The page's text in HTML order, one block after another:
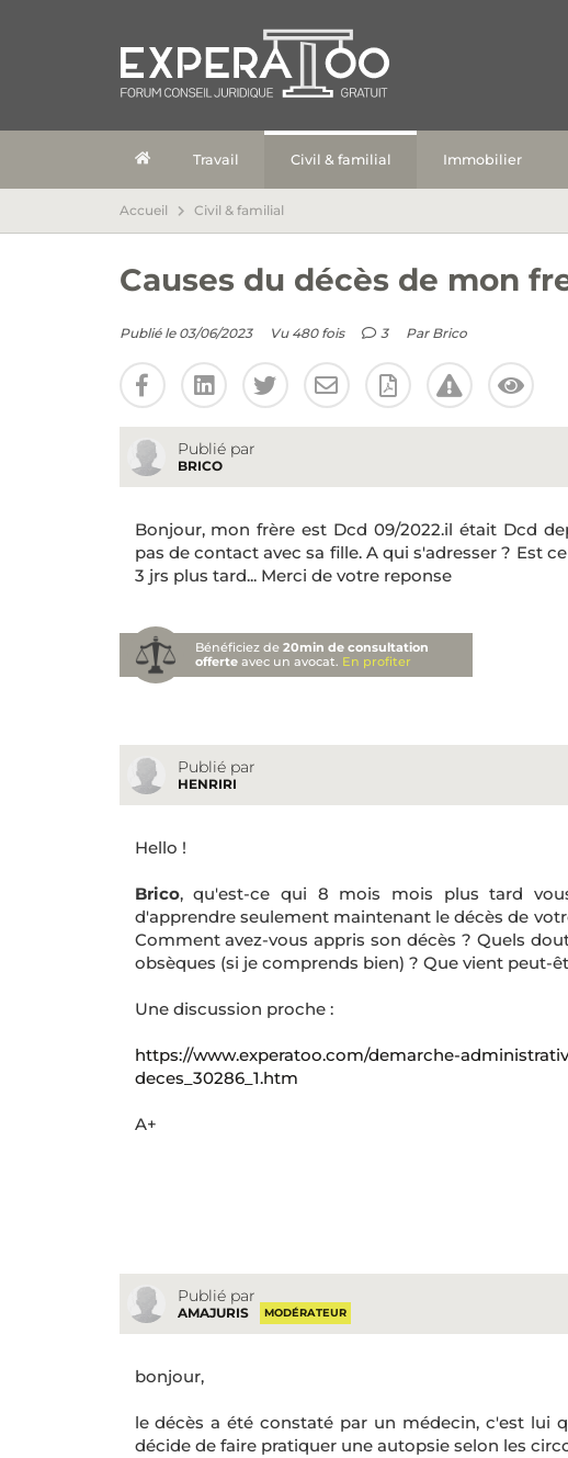
Travail Civil & familial Immobilier
Accueil Civil & familial
Causes du décès de mon
Publié le 03/06/2023 Vu 480 fois 3 Par Brico
Publié par
BRICO
Bonjour, mon frère est Dcd 09/2022.il était Dcd
pas de contact avec sa fille. A qui s'adresser ? Est
3 jrs plus tard... Merci de votre reponse
Bénéficiez de20min de consultation
offerte avec un avocat. En profiter
Publié par
HENRIRI
Hello !
Brico, qu'est-ce qui 8 mois mois plus tard
d'apprendre seulement maintenant le décès de
Comment avez-vous appris son décès ? Quels
obsèques (si je comprends bien) ? Que vient peut-
Une discussion proche :
https://www.experatoo.com/demarche-
deces_30286_1.htm
A+
Publié par
AMAJURIS MODÉRATEUR
bonjour,
le décès a été constaté par un médecin, c'est lui
décide de faire pratiquer une autopsie selon les